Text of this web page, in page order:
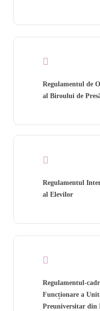
Regulamentul de
al Biroului de
Regulamentul
al Elevilor
Regulamentul-
Funcționare a
Preuniversitar din